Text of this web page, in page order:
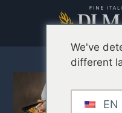
We've
different
EN